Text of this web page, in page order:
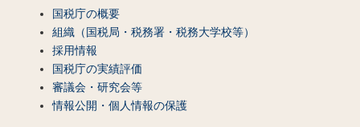
国税庁の概要
組織（国税局・税務署・税務大学校等）
採用情報
国税庁の実績評価
審議会・研究会等
情報公開・個人情報の保護